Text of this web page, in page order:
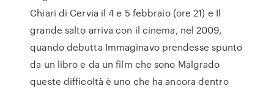
Chiari di Cervia il 4 e 5 febbraio (ore 21) e Il
grande salto arriva con il cinema, nel 2009,
quando debutta Immaginavo prendesse spunto
da un libro e da un film che sono Malgrado
queste difficoltà è uno che ha ancora dentro